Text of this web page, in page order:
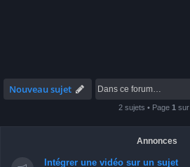
Nouveau sujet
2 sujets • Page 1 sur
Annonces
Intégrer une vidéo sur un sujet